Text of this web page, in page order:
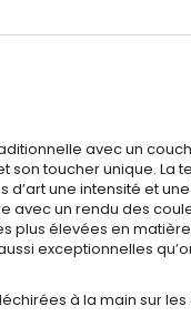
avec un
son toucher unique. La
une intensité et
avec un rendu des
plus élevées en
exceptionnelles
à la main sur